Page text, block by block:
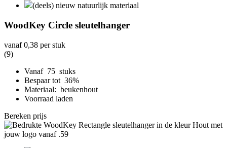
(deels) nieuw natuurlijk materiaal
WoodKey Circle sleutelhanger
vanaf0,38 per stuk
(9)
Vanaf 75 stuks
Bespaar tot 36%
Materiaal: beukenhout
Voorraad laden
Bereken prijs